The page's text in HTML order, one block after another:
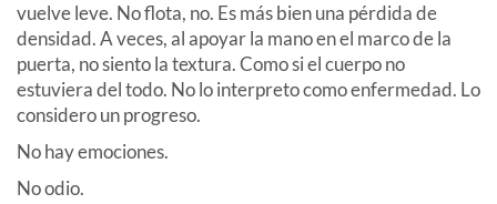
vuelve leve. No flota, no. Es más bien una pérdida de
densidad. A veces, al apoyar la mano en el marco de la
puerta, no siento la textura. Como si el cuerpo no
estuviera del todo. No lo interpreto como enfermedad. Lo
considero un progreso.
No hay emociones.
No odio.